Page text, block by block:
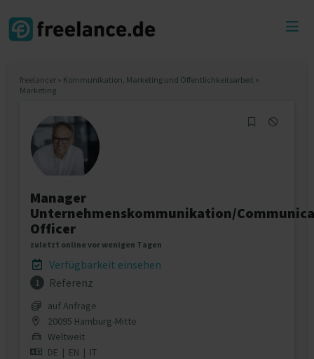
freelancer » Kommunikation, Marketing und Öffentlichkeitsarbeit »
Marketing
Manager
Unternehmenskommunikation/
Officer
zuletzt online vor wenigen Tagen
Verfügbarkeit einsehen
1 Referenz
auf Anfrage
20095 Hamburg-Mitte
Weltweit
DE | EN | IT